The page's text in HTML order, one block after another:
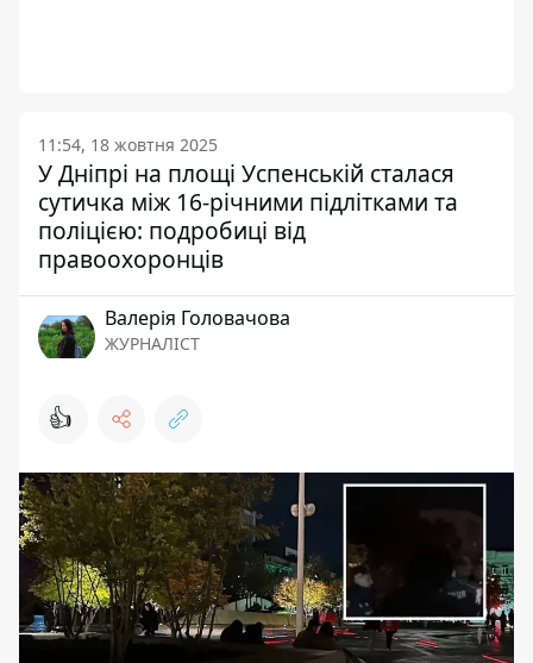
11:54, 18 жовтня 2025
У Дніпрі на площі Успенській сталася
сутичка між 16-річними підлітками та
поліцією: подробиці від
правоохоронців
Валерія Головачова
ЖУРНАЛІСТ
👍